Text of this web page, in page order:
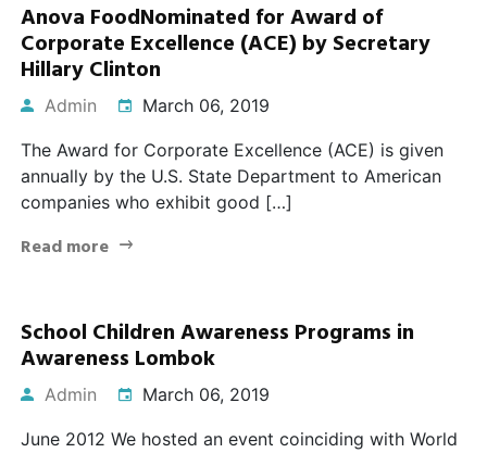
Anova FoodNominated for Award of
Corporate Excellence (ACE) by Secretary
Hillary Clinton
Admin March 06, 2019
The Award for Corporate Excellence (ACE) is given
annually by the U.S. State Department to American
companies who exhibit good […]
Read more
School Children Awareness Programs in
Awareness Lombok
Admin March 06, 2019
June 2012 We hosted an event coinciding with World